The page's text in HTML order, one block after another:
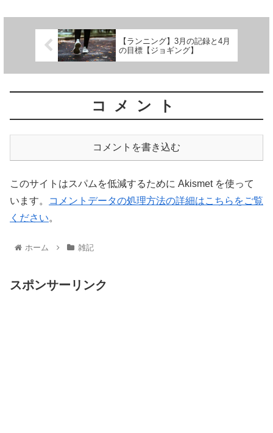
【ランニング】3月の記録と4月
の目標【ジョギング】
コメント
コメントを書き込む
このサイトはスパムを低減するために Akismet を使って
います。
コメントデータの処理方法の詳細はこちらをご覧
ください。
ホーム 雑記
スポンサーリンク